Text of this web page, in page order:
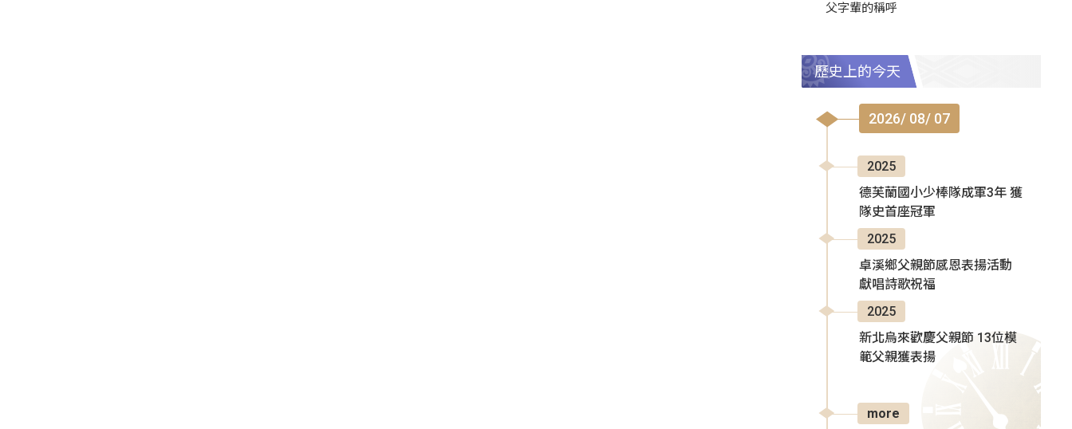
父字輩的稱呼
歷史上的今天
2026/ 08/ 07
2025
德芙蘭國小少棒隊成軍3年 獲
隊史首座冠軍
2025
卓溪鄉父親節感恩表揚活動
獻唱詩歌祝福
2025
新北烏來歡慶父親節 13位模
範父親獲表揚
more